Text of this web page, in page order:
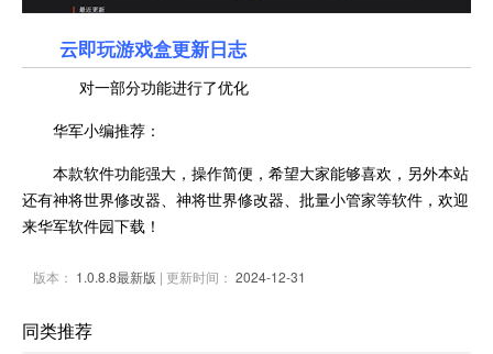
云即玩游戏盒更新日志
对一部分功能进行了优化
华军小编推荐：
本款软件功能强大，操作简便，希望大家能够喜欢，另外本站
还有神将世界修改器、神将世界修改器、批量小管家等软件，欢迎
来华军软件园下载！
版本： 1.0.8.8最新版 | 更新时间： 2024-12-31
同类推荐